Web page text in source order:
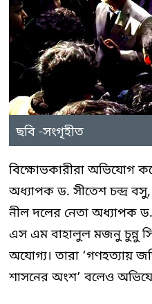
ছবি -সংগৃহীত
বিক্ষোভকারীরা অভিযোগ
অধ্যাপক ড. সীতেশ চন্দ্র
নীল দলের নেতা অধ্যাপক
এস এম বাহালুল মজনু চুন্নু
অযোগ্য। তারা ‘গণহত্যায়
শাসনের অংশ’ বলেও